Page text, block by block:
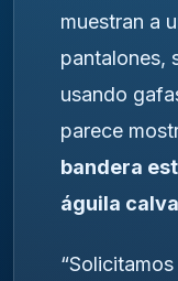
muestran a
pantalones,
usando
parece
bandera
águila